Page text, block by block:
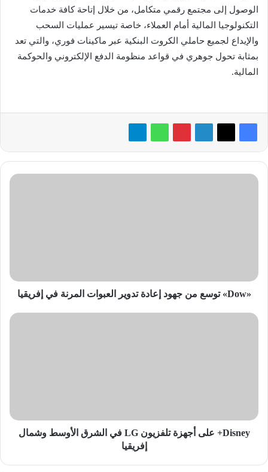
الوصول إلى مجتمع رقمي متكامل، من خلال إتاحة كافة خدمات
التكنولوجيا المالية أمام العملاء، خاصة تيسير عمليات السحب
والإيداع لجميع حاملي الكروت البنكية عبر ماكينات فوري، والتي تعد
بمثابة تحول جوهري في قواعد منظومة الدفع الإلكتروني والحوكمة
المالية.
في
إفريقيا
«Dow» توسع من جهود إعادة تدوير العبوات المرنة في إفريقيا
وشمال
إفريقيا
Disney+ على أجهزة تلفزيون LG في الشرق الأوسط وشمال
إفريقيا